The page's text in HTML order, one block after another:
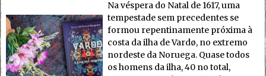
Na véspera do Natal de 1617, uma
tempestade sem precedentes se
formou repentinamente próxima à
costa da ilha de Vardø, no extremo
nordeste da Noruega. Quase todos
os homens da ilha, 40 no total,